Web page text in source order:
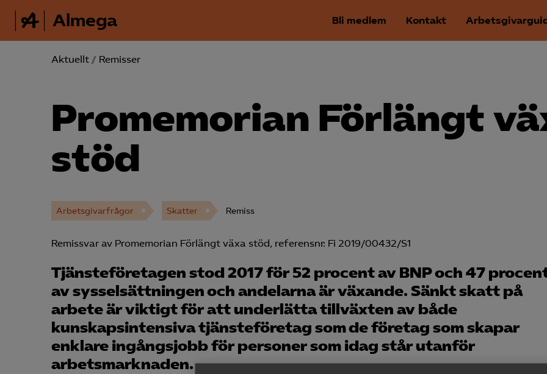
Almega Bli medlem Kontakt
Aktuellt / Remisser
Promemorian Förlängt
stöd
Arbetsgivarfrågor Skatter Remiss
Remissvar av Promemorian Förlängt växa stöd, referensnr: Fi 2019/00432/S1
Tjänsteföretagen stod 2017 för 52 procent av BNP och 47
av sysselsättningen och andelarna är växande. Sänkt skatt på
arbete är viktigt för att underlätta tillväxten av både
kunskapsintensiva tjänsteföretag som de företag som skapar
enklare ingångsjobb för personer som idag står utanför
arbetsmarknaden.